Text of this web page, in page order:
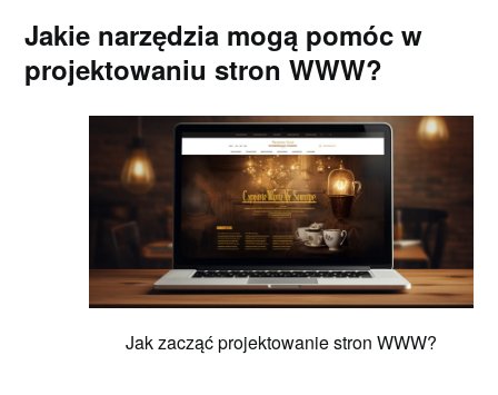
Jakie narzędzia mogą pomóc w
projektowaniu stron WWW?
Jak zacząć projektowanie stron WWW?